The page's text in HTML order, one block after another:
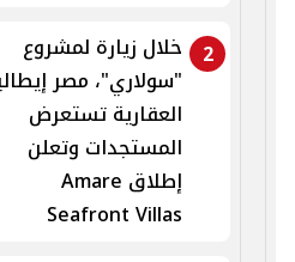
2
خلال زيارة لمشروع
"سولاري"، مصر
العقارية تستعرض
المستجدات وتعلن
إطلاق Amare
Seafront Villas